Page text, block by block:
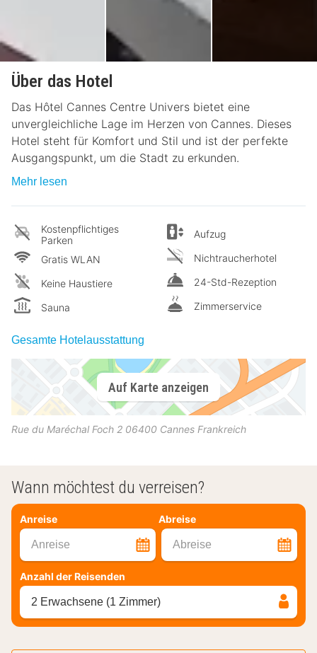
Über das Hotel
Das Hôtel Cannes Centre Univers bietet eine
unvergleichliche Lage im Herzen von Cannes. Dieses
Hotel steht für Komfort und Stil und ist der perfekte
Ausgangspunkt, um die Stadt zu erkunden.
Mehr lesen
Kostenpflichtiges
Parken
Gratis WLAN
Keine Haustiere
Sauna
Aufzug
Nichtraucherhotel
24-Std-Rezeption
Zimmerservice
Gesamte Hotelausstattung
Auf Karte anzeigen
Rue du Maréchal Foch 2 06400 Cannes Frankreich
Wann möchtest du verreisen?
Anreise Abreise
Anreise Abreise
Anzahl der Reisenden
2 Erwachsene (1 Zimmer)